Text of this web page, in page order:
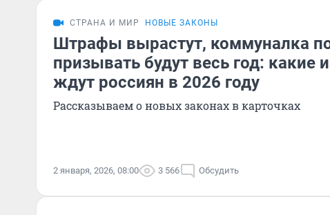
СТРАНА И МИР НОВЫЕ ЗАКОНЫ
Штрафы вырастут, коммуналка
призывать будут весь год: какие
ждут россиян в 2026 году
Рассказываем о новых законах в карточках
2 января, 2026, 08:00 3 566 Обсудить